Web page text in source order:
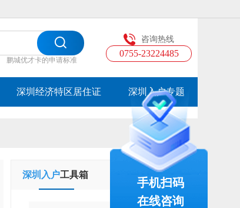
鹏城优才卡的申请标准
咨询热线
0755-23224485
深圳经济特区居住证 深圳入户专题
深圳入户工具箱 学历提升工具箱
手机扫码
在线咨询